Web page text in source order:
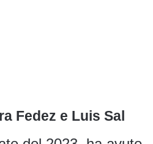
Fedez e Luis Sal